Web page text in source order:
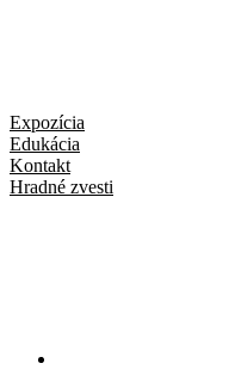
Expozícia
Edukácia
Kontakt
Hradné zvesti